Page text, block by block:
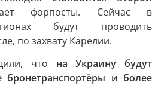
форпосты. Сейчас в
будут проводить
по захвату Карелии.
что на Украину будут
бронетранспортёры и более